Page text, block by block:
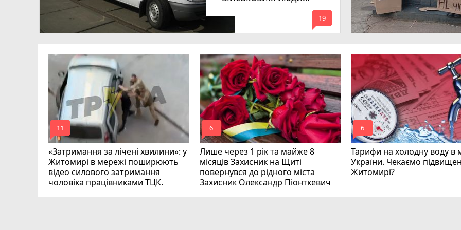
вимагають покарати
винних
mode_comment
19
«Затримання за лічені хвилини»: у
Житомирі в мережі поширюють
відео силового затримання
чоловіка працівниками ТЦК.
mode_comment
11
Лише через 1 рік та майже 8
місяців Захисник на Щиті
повернувся до рідного міста
Захисник Олександр Піонткевич
mode_comment
6
Тарифи на холодну воду в
України. Чекаємо
Житомирі?
mode_comment
6